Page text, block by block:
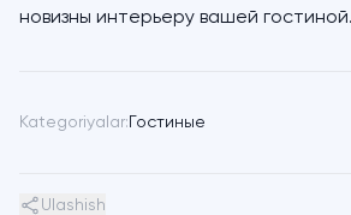
новизны интерьеру вашей гостиной.
Kategoriyalar: Гостиные
Ulashish